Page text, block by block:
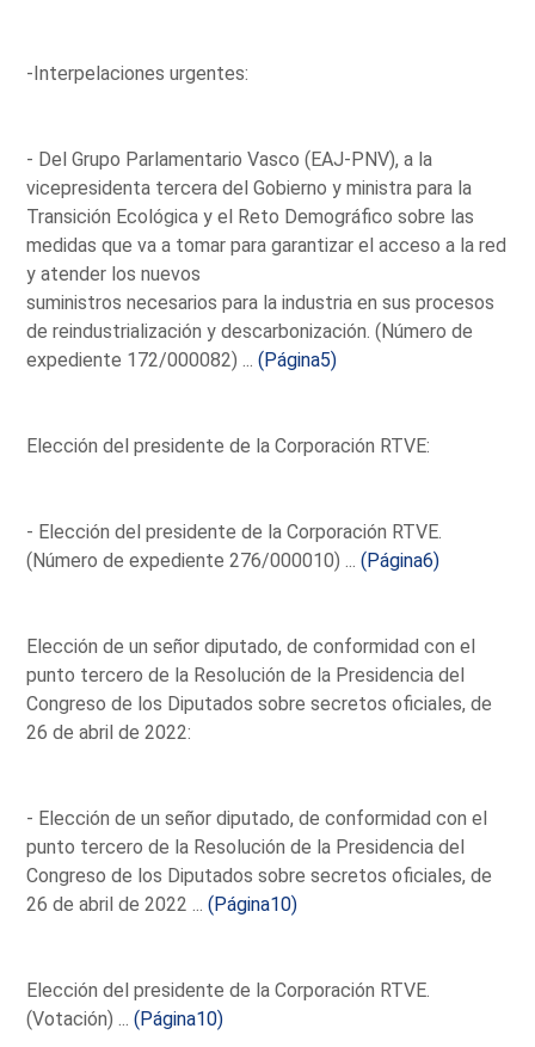
-Interpelaciones urgentes:
- Del Grupo Parlamentario Vasco (EAJ-PNV), a la
vicepresidenta tercera del Gobierno y ministra para la
Transición Ecológica y el Reto Demográfico sobre las
medidas que va a tomar para garantizar el acceso a la red
y atender los nuevos
suministros necesarios para la industria en sus procesos
de reindustrialización y descarbonización. (Número de
expediente 172/000082) ...(Página5)
Elección del presidente de la Corporación RTVE:
- Elección del presidente de la Corporación RTVE.
(Número de expediente 276/000010) ...(Página6)
Elección de un señor diputado, de conformidad con el
punto tercero de la Resolución de la Presidencia del
Congreso de los Diputados sobre secretos oficiales, de
26 de abril de 2022:
- Elección de un señor diputado, de conformidad con el
punto tercero de la Resolución de la Presidencia del
Congreso de los Diputados sobre secretos oficiales, de
26 de abril de 2022 ...(Página10)
Elección del presidente de la Corporación RTVE.
(Votación) ...(Página10)